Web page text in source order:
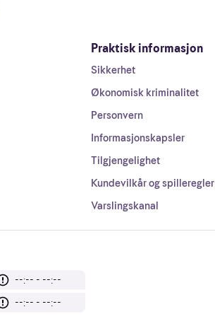
Praktisk informasjon
Sikkerhet
Økonomisk kriminalitet
Personvern
Informasjonskapsler
Tilgjengelighet
Kundevilkår og spilleregler
Varslingskanal
--:-- - --:--
--:-- - --:--